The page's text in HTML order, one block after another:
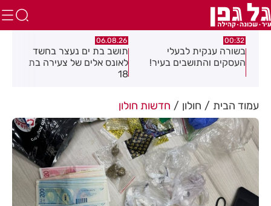
00:32
בשורה ענקית לבעלי
העסקים והתושבים בעיר!
06.08.26
תושב בת ים נעצר בחשד
לאונס אלים של צעירה בת
18
עמוד הבית חולון חדשות חולון